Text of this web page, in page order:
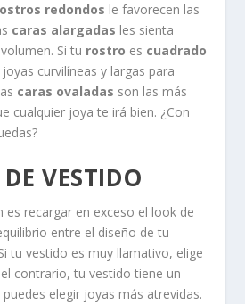
redondos le favorecen las
caras alargadas les sienta
Si tu rostro es cuadrado
curvilíneas y largas para
caras ovaladas son las más
cualquier joya te irá bien. ¿Con
VESTIDO
es recargar en exceso el look de
entre el diseño de tu
tu vestido es muy llamativo, elige
contrario, tu vestido tiene un
elegir joyas más atrevidas.